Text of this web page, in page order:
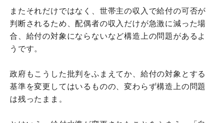
またそれだけではなく、世帯主の収入で給付の可否が
判断されるため、配偶者の収入だけが急激に減った場
合、給付の対象にならないなど構造上の問題があるよ
うです。
政府もこうした批判をふまえてか、給付の対象とする
基準を変更してはいるものの、変わらず構造上の問題
は残ったまま。